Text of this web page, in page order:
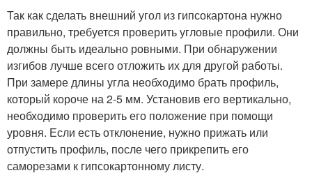
Так как сделать внешний угол из гипсокартона нужно
правильно, требуется проверить угловые профили. Они
должны быть идеально ровными. При обнаружении
изгибов лучше всего отложить их для другой работы.
При замере длины угла необходимо брать профиль,
который короче на 2-5 мм. Установив его вертикально,
необходимо проверить его положение при помощи
уровня. Если есть отклонение, нужно прижать или
отпустить профиль, после чего прикрепить его
саморезами к гипсокартонному листу.